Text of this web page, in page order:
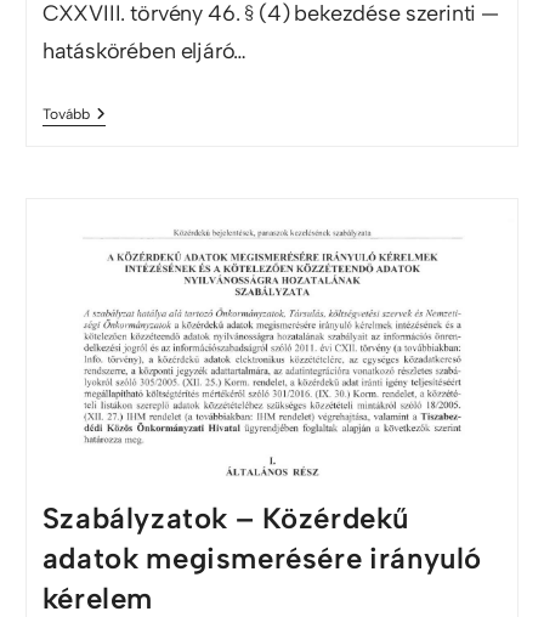
CXXVIII. törvény 46. § (4) bekezdése szerinti —
hatáskörében eljáró…
Tovább
Szabályzatok – Közérdekű
adatok megismerésére irányuló
kérelem